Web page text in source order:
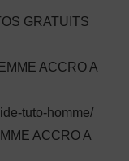
GRATUITS
ACCRO A
tuto-homme/
ACCRO A